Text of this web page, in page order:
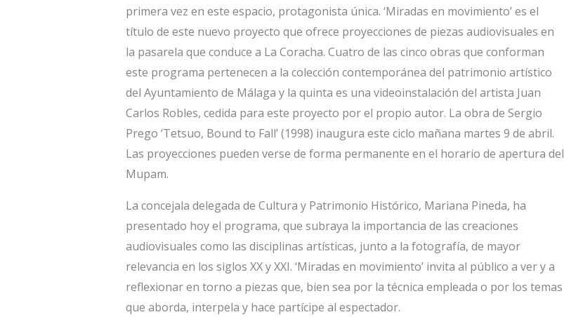
primera vez en este espacio, protagonista única. ‘Miradas en movimiento’ es el
título de este nuevo proyecto que ofrece proyecciones de piezas audiovisuales en
la pasarela que conduce a La Coracha. Cuatro de las cinco obras que conforman
este programa pertenecen a la colección contemporánea del patrimonio artístico
del Ayuntamiento de Málaga y la quinta es una videoinstalación del artista Juan
Carlos Robles, cedida para este proyecto por el propio autor. La obra de Sergio
Prego ‘Tetsuo, Bound to Fall’ (1998) inaugura este ciclo mañana martes 9 de abril.
Las proyecciones pueden verse de forma permanente en el horario de apertura del
Mupam.
La concejala delegada de Cultura y Patrimonio Histórico, Mariana Pineda, ha
presentado hoy el programa, que subraya la importancia de las creaciones
audiovisuales como las disciplinas artísticas, junto a la fotografía, de mayor
relevancia en los siglos XX y XXI. ‘Miradas en movimiento’ invita al público a ver y a
reflexionar en torno a piezas que, bien sea por la técnica empleada o por los temas
que aborda, interpela y hace partícipe al espectador.